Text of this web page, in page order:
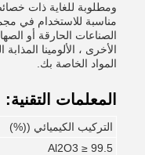
ومطلوبة للغاية ذات
مناسبة للاستخدام في
الصناعات الحارقة أو
الأخرى ، الألومينا
المواد الخاصة بك.
المعلمات التقنية:
التركيب الكيميائي ((%)
Al2O3 ≥ 99.5